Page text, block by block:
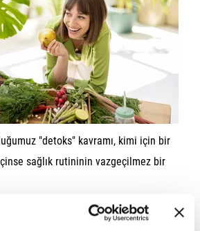
"detoks" kavramı, kimi için bir
sağlık rutininin vazgeçilmez bir
ve gerçekten yapılması gerekir mi?